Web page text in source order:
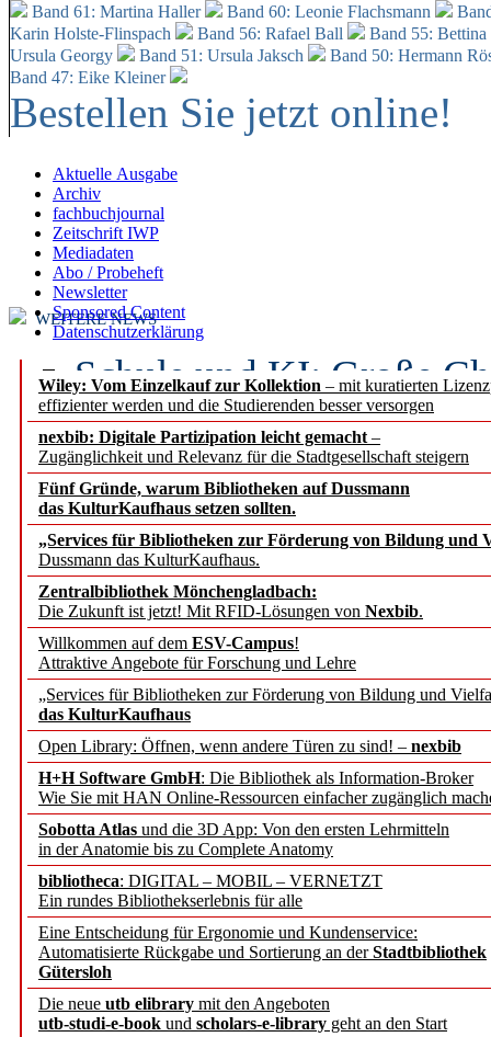
Band 61: Martina Haller
Band 60: Leonie Flachsmann
Karin Holste-Flinspach
Band 56: Rafael Ball
Band 55:
Ursula Georgy
Band 51: Ursula Jaksch Band 50: Hermann
Band 47: Eike Kleiner
Bestellen Sie jetzt online!
Aktuelle Ausgabe
Archiv
fachbuchjournal
Zeitschrift IWP
Mediadaten
Abo / Probeheft
Newsletter
Sponsored Content
Datenschutzerklärung
Wiley: Vom Einzelkauf zur Kollektion – mit kuratierten
effizienter werden und die Studierenden besser versorgen
nexbib: Digitale Partizipation leicht gemacht –
Zugänglichkeit und Relevanz für die Stadtgesellschaft steigern
Fünf Gründe, warum Bibliotheken auf Dussmann
das KulturKaufhaus setzen sollten.
„Services für Bibliotheken zur Förderung von Bildung und
Dussmann das KulturKaufhaus.
Zentralbibliothek Mönchengladbach:
Die Zukunft ist jetzt! Mit RFID-Lösungen von Nexbib.
Willkommen auf dem ESV-Campus!
Attraktive Angebote für Forschung und Lehre
„Services für Bibliotheken zur Förderung von Bildung und
das KulturKaufhaus
Open Library: Öffnen, wenn andere Türen zu sind! – nexbib
H+H Software GmbH: Die Bibliothek als Information-Broker
Wie Sie mit HAN Online-Ressourcen einfacher zugänglich
Sobotta Atlas und die 3D App: Von den ersten Lehrmitteln
in der Anatomie bis zu Complete Anatomy
bibliotheca: DIGITAL – MOBIL – VERNETZT
Ein rundes Bibliothekserlebnis für alle
Eine Entscheidung für Ergonomie und Kundenservice:
Automatisierte Rückgabe und Sortierung an derStadtbibliothek
Gütersloh
Die neue utb elibrary mit den Angeboten
utb-studi-e-book und scholars-e-library geht an den Start
WEITERE NEWS
Schule und KI: Große
Voraussetzungen
Erfolgreiches erstes
Segment Research –
angepasst
konstruktiv!
Mohr Siebeck
und die Zeitschrift für
Francke Attempto
EBSCO Information
Recherchefunktionen in
Sorbisches Institut neu
Geschichte und